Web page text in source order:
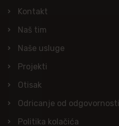
Kontakt
Naš tim
Naše usluge
Projekti
Otisak
Odricanje od odgovornosti
Politika kolačića